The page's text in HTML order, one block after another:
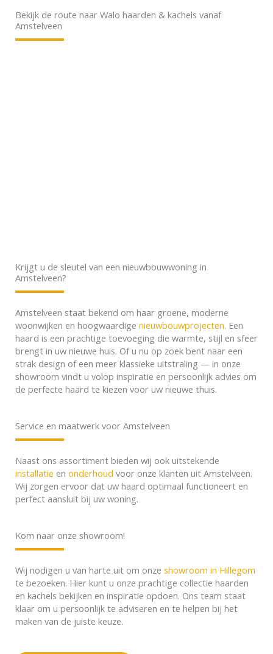
Bekijk de route naar Walo haarden & kachels vanaf
Amstelveen
Krijgt u de sleutel van een nieuwbouwwoning in
Amstelveen?
Amstelveen staat bekend om haar groene, moderne
woonwijken en hoogwaardige nieuwbouwprojecten. Een
haard is een prachtige toevoeging die warmte, stijl en sfeer
brengt in uw nieuwe huis. Of u nu op zoek bent naar een
strak design of een meer klassieke uitstraling — in onze
showroom vindt u volop inspiratie en persoonlijk advies om
de perfecte haard te kiezen voor uw nieuwe thuis.
Service en maatwerk voor Amstelveen
Naast ons assortiment bieden wij ook uitstekende
installatie en onderhoud voor onze klanten uit Amstelveen.
Wij zorgen ervoor dat uw haard optimaal functioneert en
perfect aansluit bij uw woning.
Kom naar onze showroom!
Wij nodigen u van harte uit om onze showroom in Hillegom
te bezoeken. Hier kunt u onze prachtige collectie haarden
en kachels bekijken en inspiratie opdoen. Ons team staat
klaar om u persoonlijk te adviseren en te helpen bij het
maken van de juiste keuze.